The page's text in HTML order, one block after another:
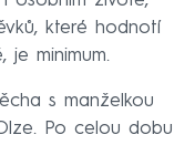
které hodnotí
je minimum.
s manželkou
Po celou dobu